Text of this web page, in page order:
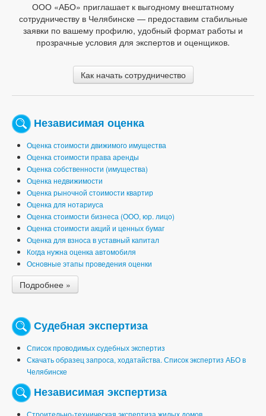
ООО «АБО» приглашает к выгодному внештатному
сотрудничеству в Челябинске — предоставим стабильные
заявки по вашему профилю, удобный формат работы и
прозрачные условия для экспертов и оценщиков.
Как начать сотрудничество
Независимая оценка
Оценка стоимости движимого имущества
Оценка стоимости права аренды
Оценка собственности (имущества)
Оценка недвижимости
Оценка рыночной стоимости квартир
Оценка для нотариуса
Оценка стоимости бизнеса (ООО, юр. лицо)
Оценка стоимости акций и ценных бумаг
Оценка для взноса в уставный капитал
Когда нужна оценка автомобиля
Основные этапы проведения оценки
Подробнее »
Судебная экспертиза
Список проводимых судебных экспертиз
Скачать образец запроса, ходатайства. Список экспертиз АБО в
Челябинске
Независимая экспертиза
Строительно-техническая экспертиза жилых домов